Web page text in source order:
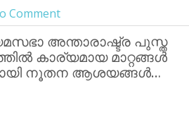
Comment
അന്താരാഷ്ട്ര പുസ്ത
കാര്യമായ മാറ്റങ്ങള്‍
നൂതന ആശയങ്ങള്‍…